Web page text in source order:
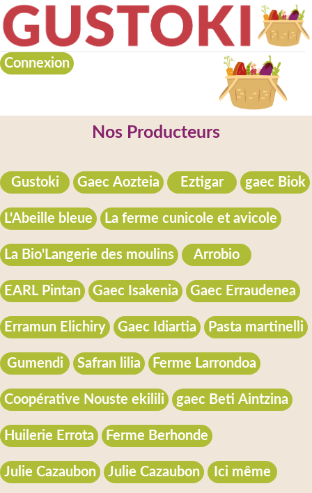
Connexion
Nos Producteurs
Gustoki Gaec Aozteia Eztigar gaec Biok
L'Abeille bleue La ferme cunicole et avicole
La Bio'Langerie des moulins Arrobio
EARL Pintan Gaec Isakenia Gaec Erraudenea
Erramun Elichiry Gaec Idiartia Pasta martinelli
Gumendi Safran lilia Ferme Larrondoa
Coopérative Nouste ekilili gaec Beti Aintzina
Huilerie Errota Ferme Berhonde
Julie Cazaubon Julie Cazaubon Ici même